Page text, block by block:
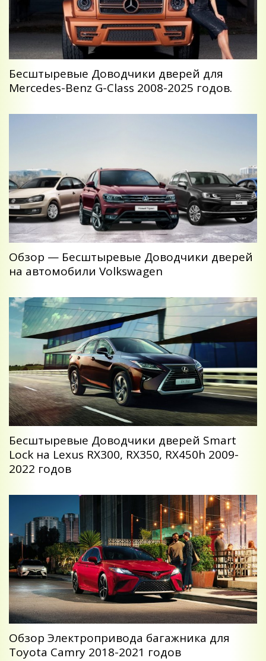
Беcштыревые Доводчики дверей для
Mercedes-Benz G-Class 2008-2025 годов.
Обзор — Беcштыревые Доводчики дверей
на автомобили Volkswagen
Беcштыревые Доводчики дверей Smart
Lock на Lexus RX300, RX350, RX450h 2009-
2022 годов
Обзор Электропривода багажника для
Toyota Camry 2018-2021 годов